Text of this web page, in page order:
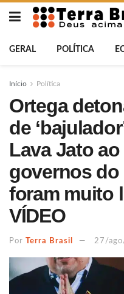
GERAL POLÍTICA
Início Política
Ortega
de
Lava Jato
governos do
foram muito
VÍDEO
Por Terra Brasil 27/